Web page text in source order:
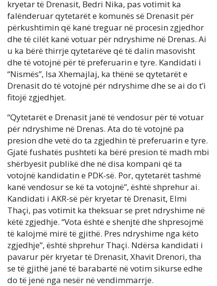
kryetar të Drenasit, Bedri Nika, pas votimit ka
falënderuar qytetarët e komunës së Drenasit për
përkushtimin që kanë treguar në procesin zgjedhor
dhe të cilët kanë votuar për ndryshime në Drenas. Ai
u ka bërë thirrje qytetarëve që të dalin masovisht
dhe të votojnë për të preferuarin e tyre. Kandidati i
“Nismës”, Isa Xhemajlaj, ka thënë se qytetarët e
Drenasit do të votojnë për ndryshime dhe se ai do t’i
fitojë zgjedhjet.
“Qytetarët e Drenasit janë të vendosur për të votuar
për ndryshime në Drenas. Ata do të votojnë pa
presion dhe vetë do ta zgjedhin të preferuarin e tyre.
Gjatë fushatës pushteti ka bërë presion të madh mbi
shërbyesit publikë dhe në disa kompani që ta
votojnë kandidatin e PDK-së. Por, qytetarët tashmë
kanë vendosur se kë ta votojnë”, është shprehur ai.
Kandidati i AKR-së për kryetar të Drenasit, Elmi
Thaçi, pas votimit ka theksuar se pret ndryshime në
këtë zgjedhje. “Vota është e shenjtë dhe shpresojmë
të kalojmë mirë të gjithë. Pres ndryshime nga këto
zgjedhje”, është shprehur Thaçi. Ndërsa kandidati i
pavarur për kryetar të Drenasit, Xhavit Drenori, tha
se të gjithë janë të barabartë në votim sikurse edhe
do të jenë nga nesër në vendimmarrje.